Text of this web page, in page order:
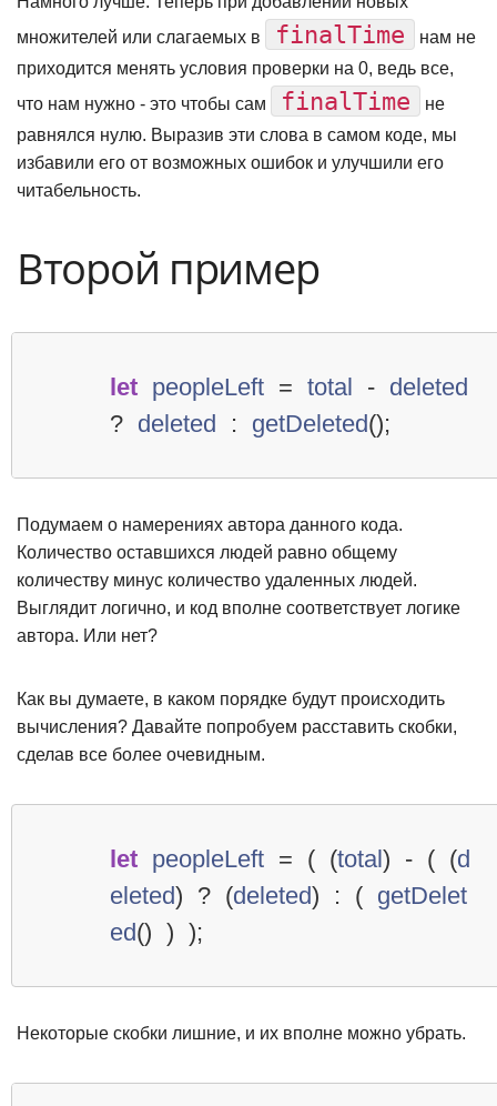
множителей или слагаемых в
finalTime
нам не
приходится менять условия проверки на 0, ведь все,
что нам нужно - это чтобы сам
finalTime
не
равнялся нулю. Выразив эти слова в самом коде, мы
избавили его от возможных ошибок и улучшили его
читабельность.
Второй пример
let peopleLeft = total - deleted
? deleted : getDeleted();
Подумаем о намерениях автора данного кода.
Количество оставшихся людей равно общему
количеству минус количество удаленных людей.
Выглядит логично, и код вполне соответствует логике
автора. Или нет?
Как вы думаете, в каком порядке будут происходить
вычисления? Давайте попробуем расставить скобки,
сделав все более очевидным.
let peopleLeft = ( (total) - ( (d
eleted) ? (deleted) : ( getDelet
ed() ) );
Некоторые скобки лишние, и их вполне можно убрать.